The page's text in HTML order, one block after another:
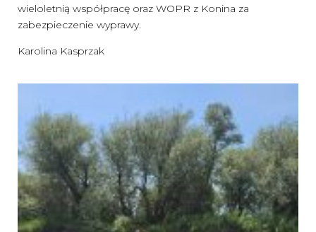
wieloletnią współpracę oraz WOPR z Konina za
zabezpieczenie wyprawy.
Karolina Kasprzak